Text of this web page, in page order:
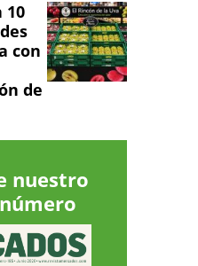
10
con
de
nuestro